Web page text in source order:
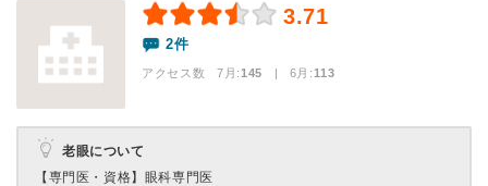
3.71
2件
アクセス数 7月:145 | 6月:113
老眼について
【専門医・資格】 眼科専門医